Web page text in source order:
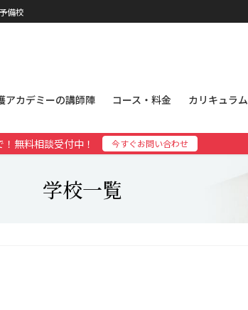
備校
アカデミーの講師陣 コース・料金 カリキュラム
無料相談受付中！ 今すぐお問い合わせ
学校一覧